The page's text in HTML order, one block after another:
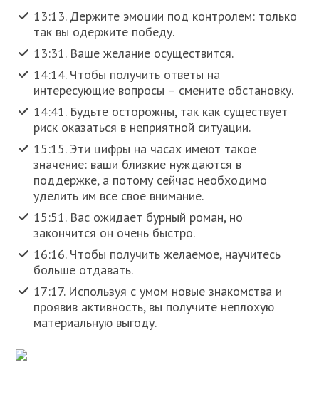
13:13. Держите эмоции под контролем: только
так вы одержите победу.
13:31. Ваше желание осуществится.
14:14. Чтобы получить ответы на
интересующие вопросы – смените обстановку.
14:41. Будьте осторожны, так как существует
риск оказаться в неприятной ситуации.
15:15. Эти цифры на часах имеют такое
значение: ваши близкие нуждаются в
поддержке, а потому сейчас необходимо
уделить им все свое внимание.
15:51. Вас ожидает бурный роман, но
закончится он очень быстро.
16:16. Чтобы получить желаемое, научитесь
больше отдавать.
17:17. Используя с умом новые знакомства и
проявив активность, вы получите неплохую
материальную выгоду.